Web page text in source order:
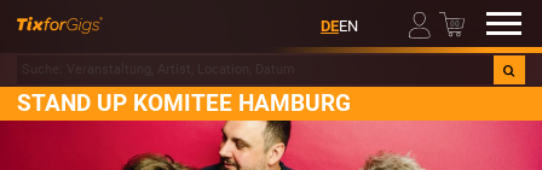
DEEN 00
STAND UP KOMITEE HAMBURG